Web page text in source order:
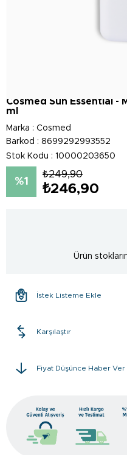
Cosmed Sun Essential -
ml
Marka : Cosmed
Barkod : 8699292993552
Stok Kodu
10000203650
1
₺249,90
₺246,90
Ürün
İstek Listeme Ekle
Karşılaştır
Fiyat Düşünce Haber Ver